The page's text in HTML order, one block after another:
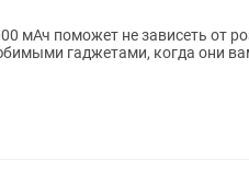
мАч поможет не зависеть от
гаджетами, когда они